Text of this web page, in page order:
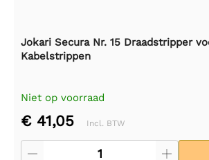
Jokari Secura Nr. 15 Draadstripper
Kabelstrippen
Niet op voorraad
€ 41,05 Incl. BTW